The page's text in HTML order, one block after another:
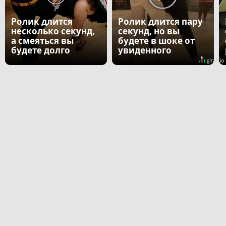
Ролик длится
несколько секунд,
а смеяться вы
будете долго
Ролик длится пару
секунд, но вы
будете в шоке от
увиденного